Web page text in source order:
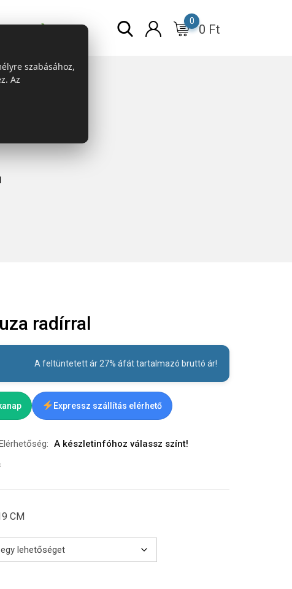
ár ESG 0 Ft
0
radírral
A feltüntetett ár 27% áfát tartalmazó bruttó ár!
Expressz szállítás elérhető
A készletinfóhoz válassz színt!
CM
szabásához,
Az